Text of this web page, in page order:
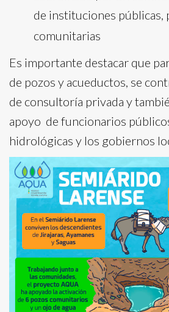
de instituciones públicas,
comunitarias
Es importante destacar que
de pozos y acueductos, se
de consultoría privada y
apoyo de funcionarios
hidrológicas y los gobiernos